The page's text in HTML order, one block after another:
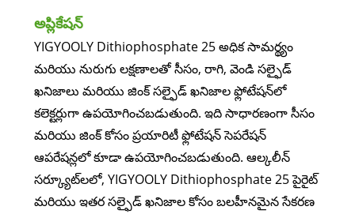
అప్లికేషన్
YIGYOOLY Dithiophosphate 25 అధిక సామర్థ్యం
మరియు నురుగు లక్షణాలతో సీసం, రాగి, వెండి సల్ఫైడ్
ఖనిజాలు మరియు జింక్ సల్ఫైడ్ ఖనిజాల ఫ్లోటేషన్‌లో
కలెక్టర్లుగా ఉపయోగించబడుతుంది. ఇది సాధారణంగా సీసం
మరియు జింక్ కోసం ప్రయారిటీ ఫ్లోటేషన్ సెపరేషన్
ఆపరేషన్లలో కూడా ఉపయోగించబడుతుంది. ఆల్కలీన్
సర్క్యూట్‌లలో, YIGYOOLY Dithiophosphate 25 పైరైట్
మరియు ఇతర సల్ఫైడ్ ఖనిజాల కోసం బలహీనమైన సేకరణ